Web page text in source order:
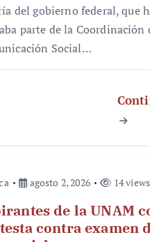
del gobierno federal, que
parte de la Coordinación
Social…
agosto 2, 2026 14 views
de la UNAM
contra examen